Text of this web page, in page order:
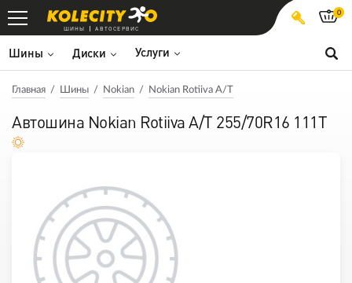
ШИНЫ АВТОСЕРВИС
Шины Диски Услуги
0
Главная Шины Nokian Nokian Rotiiva A/T
Автошина Nokian Rotiiva A/T 255/70R16 111T